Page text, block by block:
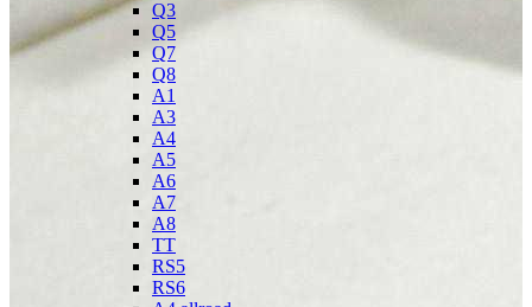
Q3
Q5
Q7
Q8
A1
A3
A4
A5
A6
A7
A8
TT
RS5
RS6